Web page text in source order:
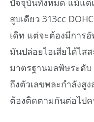
ปัจจุบันทั้งหมด แม้แต่
สูบเดียว 313cc
เดิท แต่จะต้องมีการ
มันปล่อยไอเสียได้ไส
มาตรฐานมลพิษระดั
ถึงตัวเลขพละกำลังสู
ต้องติดตามกันต่อไปค